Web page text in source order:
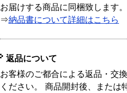
お届けする商品に同梱致します。
⇒納品書について詳細はこちら
返品について
お客様のご都合による返品・交
ください。 商品開封後、または